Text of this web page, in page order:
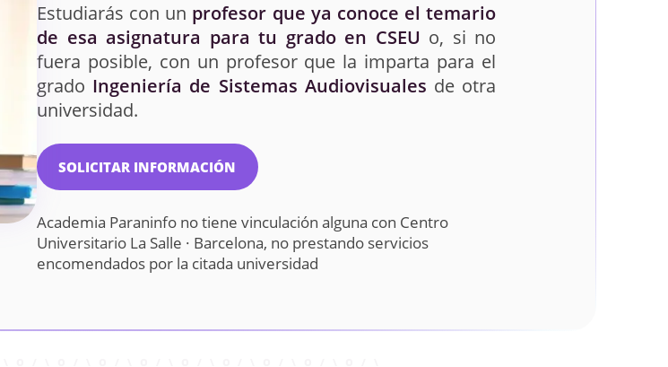
Estudiarás con un profesor que ya conoce el temario
de esa asignatura para tu grado en CSEU o, si no
fuera posible, con un profesor que la imparta para el
grado Ingeniería de Sistemas Audiovisuales de otra
universidad.
SOLICITAR INFORMACIÓN
Academia Paraninfo no tiene vinculación alguna con Centro
Universitario La Salle · Barcelona, no prestando servicios
encomendados por la citada universidad